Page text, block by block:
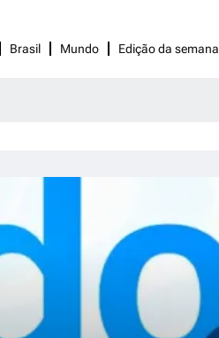
Brasil Mundo Edição da semana